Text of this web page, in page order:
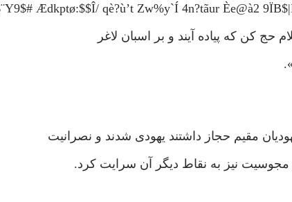
مقیم حجاز داشتند یهودی شدند و نصرانیت
مجوسیت نیز به نقاط دیگر آن سرایت کرد.